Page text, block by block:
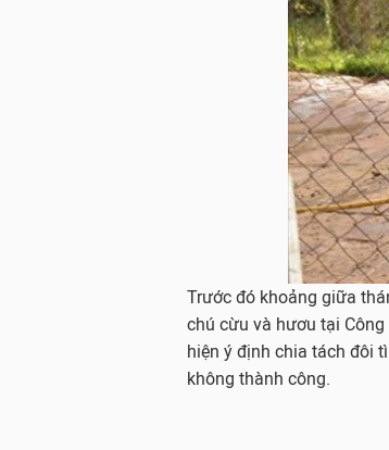
Trước đó khoảng giữa
chú cừu và hươu tại
hiện ý định chia tách đôi
không thành công.